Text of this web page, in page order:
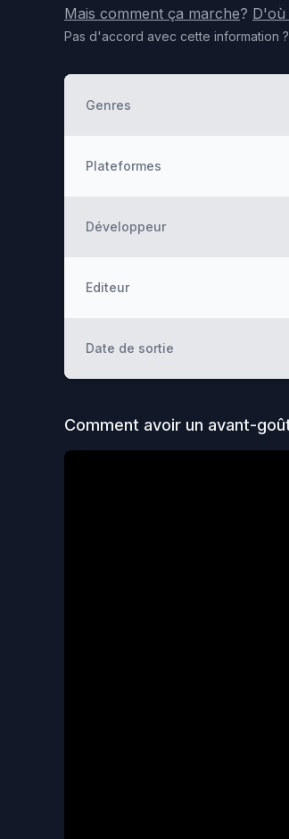
Mais comment ça marche? D'où
Pas d'accord avec cette information ?
Genres
Plateformes
Développeur
Editeur
Date de sortie
Comment avoir un avant-